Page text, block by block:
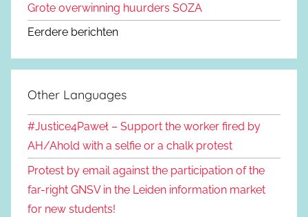
Grote overwinning huurders SOZA
Eerdere berichten
Other Languages
#Justice4Paweł – Support the worker fired by
AH/Ahold with a selfie or a chalk protest
Protest by email against the participation of the
far-right GNSV in the Leiden information market
for new students!